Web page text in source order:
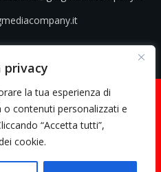
privacy
la tua esperienza di
contenuti personalizzati e
“Accetta tutti”,
cookie.
| REA: AV - 313130 | Domicilio